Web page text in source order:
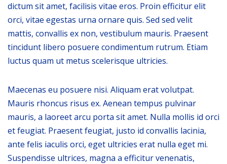
dictum sit amet, facilisis vitae eros. Proin efficitur elit
orci, vitae egestas urna ornare quis. Sed sed velit
mattis, convallis ex non, vestibulum mauris. Praesent
tincidunt libero posuere condimentum rutrum. Etiam
luctus quam ut metus scelerisque ultricies.
Maecenas eu posuere nisi. Aliquam erat volutpat.
Mauris rhoncus risus ex. Aenean tempus pulvinar
mauris, a laoreet arcu porta sit amet. Nulla mollis id orci
et feugiat. Praesent feugiat, justo id convallis lacinia,
ante felis iaculis orci, eget ultricies erat nulla eget mi.
Suspendisse ultrices, magna a efficitur venenatis,